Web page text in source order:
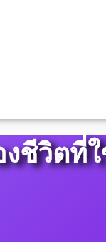
ชีวิตที่